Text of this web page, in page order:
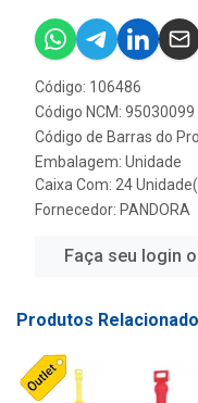
Código: 106486
Código NCM: 95030099
Código de Barras do
Embalagem: Unidade
Caixa Com: 24
Fornecedor: PANDORA
Faça seu login
Produtos